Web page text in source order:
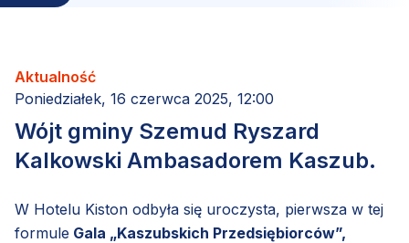
Aktualność
Poniedziałek, 16 czerwca 2025, 12:00
Wójt gminy Szemud Ryszard
Kalkowski Ambasadorem Kaszub.
W Hotelu Kiston odbyła się uroczysta, pierwsza w tej
formule Gala „Kaszubskich Przedsiębiorców”,